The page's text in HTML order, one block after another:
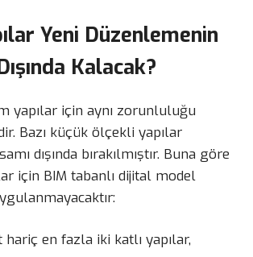
Yeni Düzenlemenin
Kalacak?
yapılar için aynı zorunluluğu
Bazı küçük ölçekli yapılar
dışında bırakılmıştır. Buna göre
için BIM tabanlı dijital model
en fazla iki katlı yapılar,